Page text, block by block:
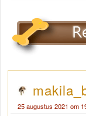
25 augustus 2021 om